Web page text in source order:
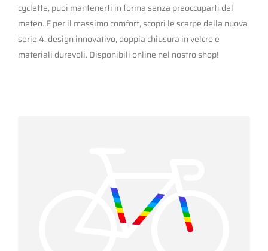
cyclette, puoi mantenerti in forma senza preoccuparti del
meteo. E per il massimo comfort, scopri le scarpe della nuova
serie 4: design innovativo, doppia chiusura in velcro e
materiali durevoli. Disponibili online nel nostro shop!